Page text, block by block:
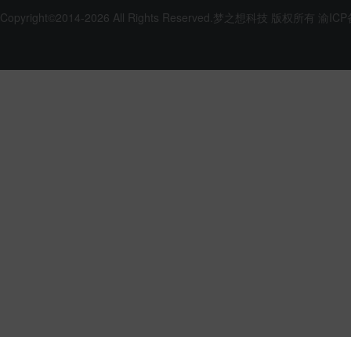
Copyright©2014-2026 All Rights Reserved.梦之想科技 版权所有 渝